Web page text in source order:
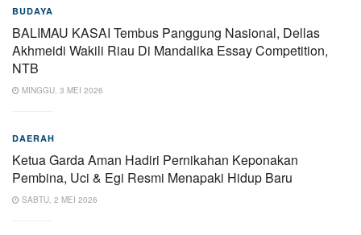
BUDAYA
BALIMAU KASAI Tembus Panggung Nasional, Dellas
Akhmeidi Wakili Riau Di Mandalika Essay Competition,
NTB
MINGGU, 3 MEI 2026
DAERAH
Ketua Garda Aman Hadiri Pernikahan Keponakan
Pembina, Uci & Egi Resmi Menapaki Hidup Baru
SABTU, 2 MEI 2026